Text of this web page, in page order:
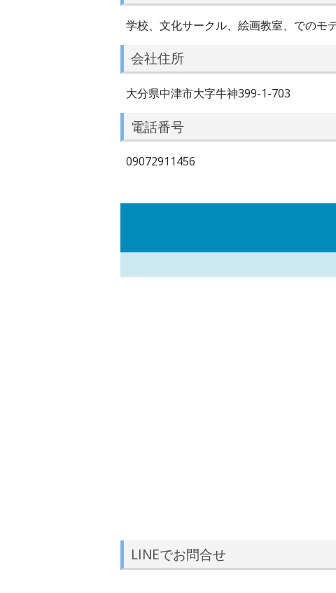
学校、文化サークル、絵画教室、でのモ
会社住所
大分県中津市大字牛神399-1-703
電話番号
09072911456
LINEでお問合せ